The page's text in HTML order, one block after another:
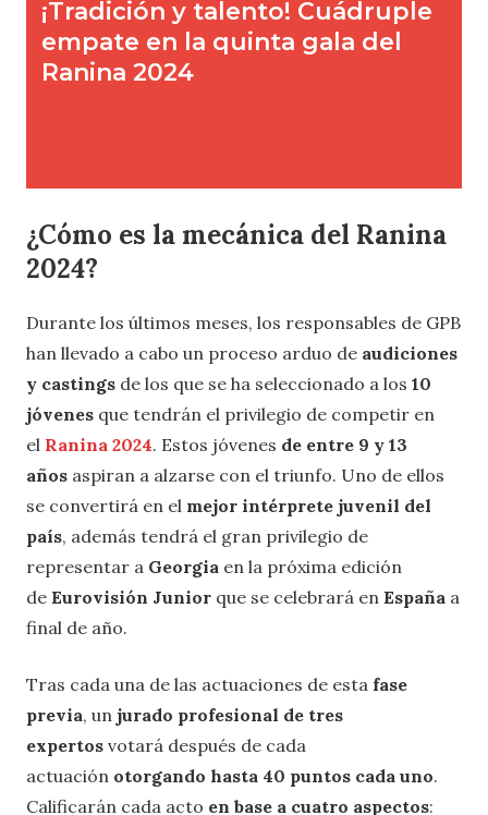
¿Cómo es la mecánica del Ranina
2024?
Durante los últimos meses, los responsables de GPB
han llevado a cabo un proceso arduo de audiciones
y castings de los que se ha seleccionado a los 10
jóvenes que tendrán el privilegio de competir en
el Ranina 2024. Estos jóvenes de entre 9 y 13
años aspiran a alzarse con el triunfo. Uno de ellos
se convertirá en el mejor intérprete juvenil del
país, además tendrá el gran privilegio de
representar a Georgia en la próxima edición
de Eurovisión Junior que se celebrará en España a
final de año.
Tras cada una de las actuaciones de esta fase
previa, un jurado profesional de tres
expertos votará después de cada
actuación otorgando hasta 40 puntos cada uno.
Calificarán cada acto en base a cuatro aspectos: